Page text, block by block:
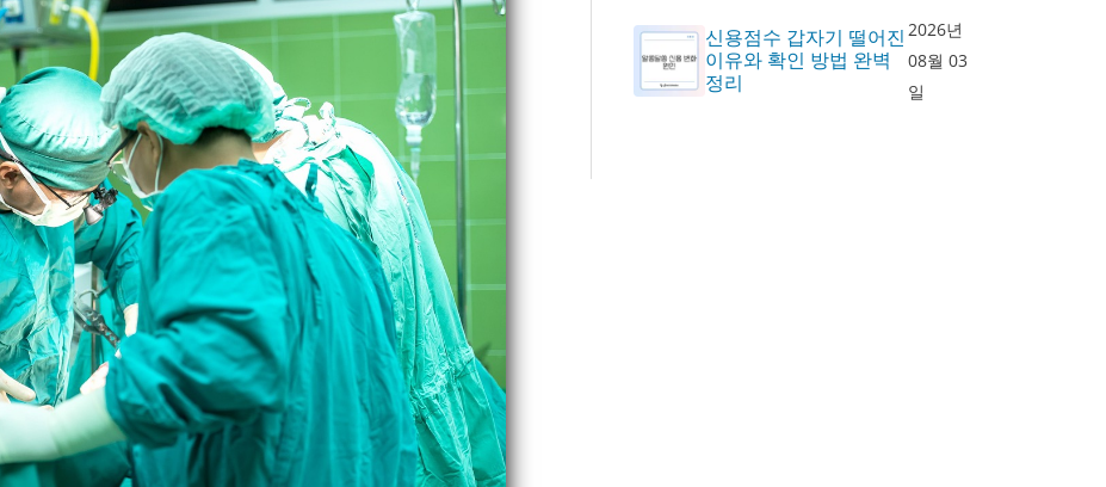
신용점수 갑자기 떨어진
이유와 확인 방법 완벽
정리
2026년
08월 03
일